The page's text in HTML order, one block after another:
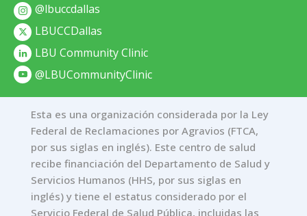
@lbuccdallas
LBUCCDallas
LBU Community Clinic
@LBUCommunityClinic
Esta es una organización considerada por la Ley
Federal de Reclamaciones por Agravios (FTCA,
por sus siglas en inglés). Este centro de salud
recibe financiación del Departamento de Salud y
Servicios Humanos (HHS, por sus siglas en
inglés) y tiene el estatus considerado por el
Servicio Federal de Salud Pública, incluidas las